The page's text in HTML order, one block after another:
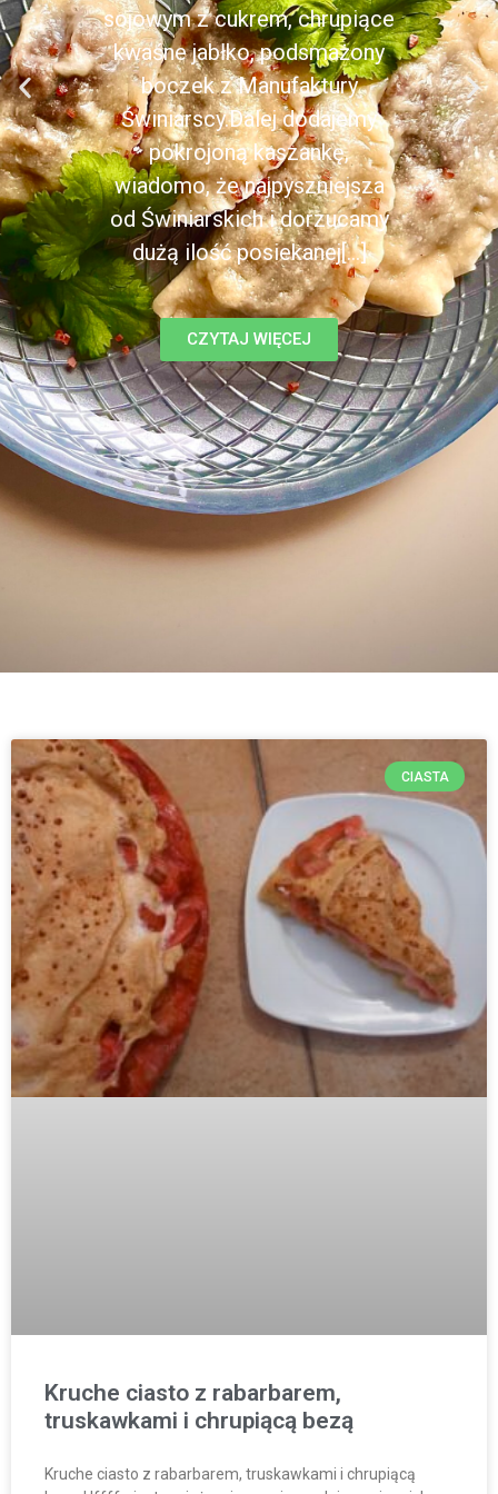
sojowym z cukrem, chrupiące
kwaśne jabłko, podsmażony
boczek z Manufaktury
Świniarscy.Dalej dodajemy
pokrojoną kaszankę,
wiadomo, że najpyszniejsza
od Świniarskich i dorzucamy
dużą ilość posiekanej[...]
CZYTAJ WIĘCEJ
CIASTA
Kruche ciasto z rabarbarem,
truskawkami i chrupiącą bezą
Kruche ciasto z rabarbarem, truskawkami i chrupiącą